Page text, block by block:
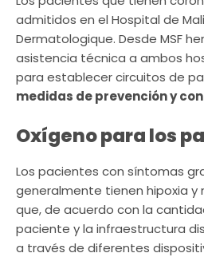
admitidos en el Hospital de
Dermatologique. Desde MSF
asistencia técnica a ambos
para establecer circuitos de
medidas de prevención y
Oxígeno para los
Los pacientes con síntomas
generalmente tienen hipoxia y
que, de acuerdo con la
paciente y la infraestructura
a través de diferentes